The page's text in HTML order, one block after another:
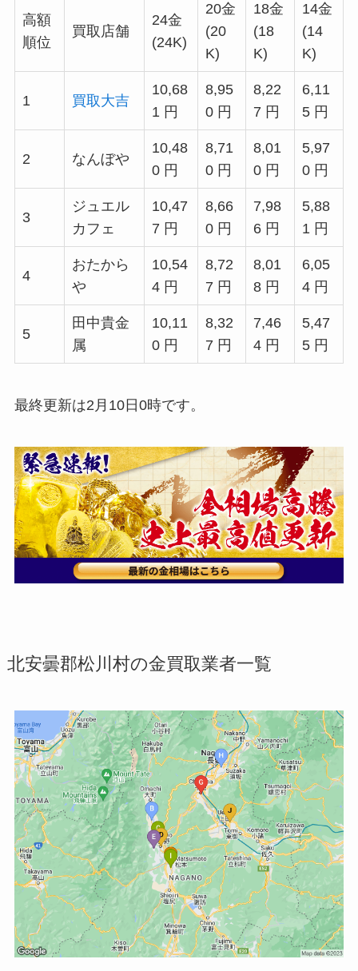
高額
順位
買取店舗
24金
(24K)
20金
(20
K)
18金
(18
K)
14金
(14
K)
1 買取大吉
10,68
1 円
8,95
0 円
8,22
7 円
6,11
5 円
2 なんぼや
10,48
0 円
8,71
0 円
8,01
0 円
5,97
0 円
3
ジュエル
カフェ
10,47
7 円
8,66
0 円
7,98
6 円
5,88
1 円
4
おたから
や
10,54
4 円
8,72
7 円
8,01
8 円
6,05
4 円
5
田中貴金
属
10,11
0 円
8,32
7 円
7,46
4 円
5,47
5 円
最終更新は2月10日0時です。
北安曇郡松川村の金買取業者一覧